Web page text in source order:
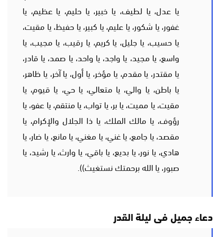
يا عدل، يا لطيف، يا خبير، يا حليم، يا عظيم، يا
غفور، يا شكور، يا عليم، يا كبير، يا حفيظ، يا مقيت،
يا حسيب، يا جليل، يا كريم، يا رقيب، يا مجيب، يا
واسع، يا مجيد، يا واجد، يا واحد، يا صمد، يا قادر،
يا مقتدر، يا مقدم، يا مؤخر، يا أول، يا آخر، يا ظاهر،
يا باطن، يا والي، يا متعالي، يا حي، يا قيوم، يا
مقيت، يا مميت، يا بر، يا تواب، يا منتقم، يا عفو، يا
رؤوف، يا مالك الملك، يا ذا الجلال والإكرام، يا
مقصد، يا جامع، يا غني، يا مغني، يا مانع، يا ضار، يا
هادي، يا نور، يا بديع، يا باقي، يا وارث، يا رشيد، يا
صبور، يا الله برحمتك نستغيث)).
دعاء جميل فى ليلة القدر